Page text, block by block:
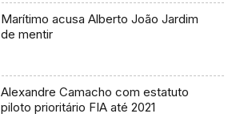
Marítimo acusa Alberto João Jardim
de mentir
Alexandre Camacho com estatuto
piloto prioritário FIA até 2021